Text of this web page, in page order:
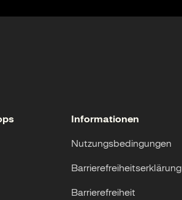
Informationen
Nutzungsbedingungen
Barrierefreiheitserklärung
Barrierefreiheit